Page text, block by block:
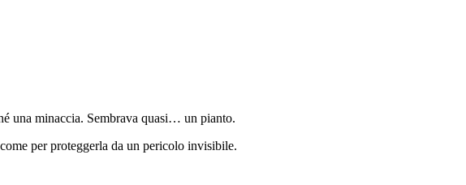
una minaccia. Sembrava quasi… un pianto.
per proteggerla da un pericolo invisibile.